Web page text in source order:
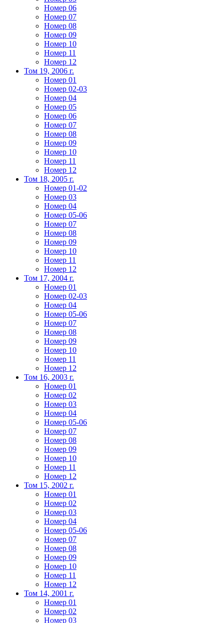
Номер 06
Номер 07
Номер 08
Номер 09
Номер 10
Номер 11
Номер 12
Том 19, 2006 г.
Номер 01
Номер 02-03
Номер 04
Номер 05
Номер 06
Номер 07
Номер 08
Номер 09
Номер 10
Номер 11
Номер 12
Том 18, 2005 г.
Номер 01-02
Номер 03
Номер 04
Номер 05-06
Номер 07
Номер 08
Номер 09
Номер 10
Номер 11
Номер 12
Том 17, 2004 г.
Номер 01
Номер 02-03
Номер 04
Номер 05-06
Номер 07
Номер 08
Номер 09
Номер 10
Номер 11
Номер 12
Том 16, 2003 г.
Номер 01
Номер 02
Номер 03
Номер 04
Номер 05-06
Номер 07
Номер 08
Номер 09
Номер 10
Номер 11
Номер 12
Том 15, 2002 г.
Номер 01
Номер 02
Номер 03
Номер 04
Номер 05-06
Номер 07
Номер 08
Номер 09
Номер 10
Номер 11
Номер 12
Том 14, 2001 г.
Номер 01
Номер 02
Номер 03